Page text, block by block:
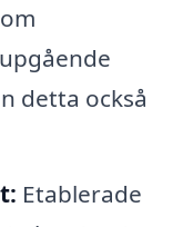
detta också
Etablerade